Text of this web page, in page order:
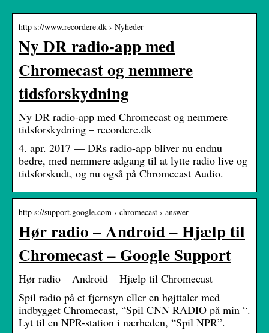
http s://www.recordere.dk › Nyheder
Ny DR radio-app med
Chromecast og nemmere
tidsforskydning
Ny DR radio-app med Chromecast og nemmere
tidsforskydning – recordere.dk
4. apr. 2017 — DRs radio-app bliver nu endnu
bedre, med nemmere adgang til at lytte radio live og
tidsforskudt, og nu også på Chromecast Audio.
http s://support.google.com › chromecast › answer
Hør radio – Android – Hjælp til
Chromecast – Google Support
Hør radio – Android – Hjælp til Chromecast
Spil radio på et fjernsyn eller en højttaler med
indbygget Chromecast, “Spil CNN RADIO på min “.
Lyt til en NPR-station i nærheden, “Spil NPR”.